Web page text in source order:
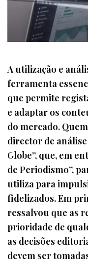
A utilização e
ferramenta
que permite
e adaptar os
do mercado.
director de
Globe”, que, em
de Periodismo”,
utiliza para
fidelizados. Em
ressalvou que as
prioridade de
as decisões
devem ser